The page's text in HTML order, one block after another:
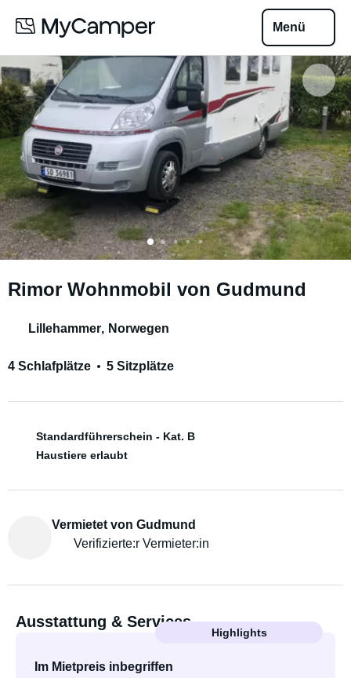
Menü
Rimor Wohnmobil von Gudmund
Lillehammer, Norwegen
4 Schlafplätze 5 Sitzplätze
Standardführerschein - Kat. B
Haustiere erlaubt
Vermietet von Gudmund
Verifizierte:r Vermieter:in
Ausstattung & Services
Highlights
Im Mietpreis inbegriffen